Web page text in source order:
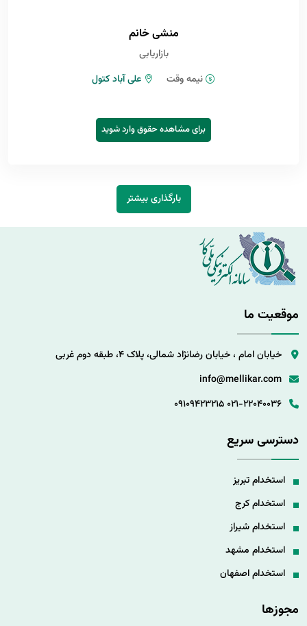
منشی خانم
بازاریابی
نیمه وقت
علی آباد کتول
برای مشاهده حقوق وارد شوید
بارگذاری بیشتر
موقعیت ما
خیابان امام ، خیابان رضانژاد شمالی، پلاک 4، طبقه دوم غربی
info@mellikar.com
021-22040036
09109423215
دسترسی سریع
استخدام تبریز
استخدام کرج
استخدام شیراز
استخدام مشهد
استخدام اصفهان
مجوزها